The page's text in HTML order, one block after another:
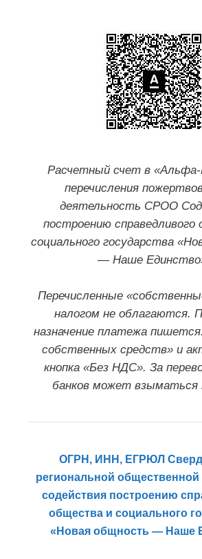
Расчетный счет в «Альфа-
перечисления
деятельность СРОО
построению
социального государства
— Наше
Перечисленные
налогом не облагаются.
назначение платежа
собственных средств» и
кнопка «Без НДС». За
банков может взыматься
ОГРН, ИНН, ЕГРЮЛ
региональной общественной
содействия построению
общества и социального
«Новая общность — Наше